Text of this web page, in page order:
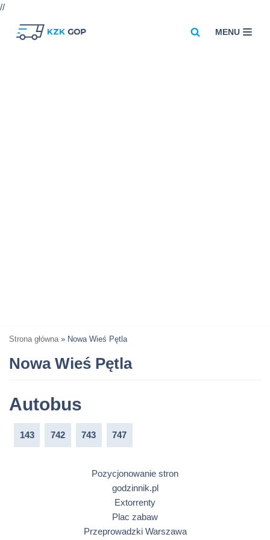
//
MENU
Strona główna » Nowa Wieś Pętla
Nowa Wieś Pętla
Autobus
143 742 743 747
Pozycjonowanie stron
godzinnik.pl
Extorrenty
Plac zabaw
Przeprowadzki Warszawa